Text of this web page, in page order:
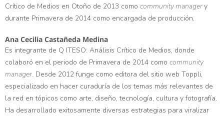
Crítico de Medios en Otoño de 2013 como community managery
durante Primavera de 2014 como encargada de producción.
Ana Cecilia Castañeda Medina
Es integrante de Q ITESO: Análisis Crítico de Medios, donde
colaboró en el periodo de Primavera de 2014 como community
manager. Desde 2012 funge como editora del sitio web Toppli,
especializado en hacer curaduría de los temas más relevantes de
la red en tópicos como arte, diseño, tecnología, cultura y fotografía.
Ha desarrollado exitosamente diversas estrategias para viralizar